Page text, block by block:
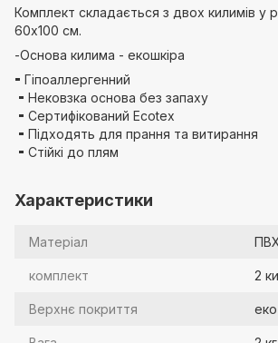
Комплект складається з двох килимів у
60х100 см.
-Основа килима - екошкіра
⁃ Гіпоаллергенний
⁃ Нековзка основа без запаху
⁃ Сертифікований Ecotex
⁃ Підходять для прання та витирання
⁃ Стійкі до плям
Характеристики
Матеріал
комплект 2
Верхнє покриття